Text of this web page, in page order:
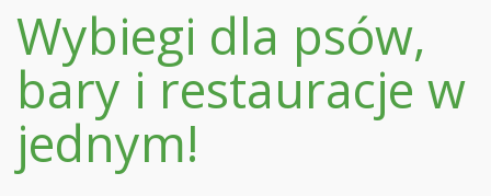
Wybiegi dla psów,
bary i restauracje w
jednym!